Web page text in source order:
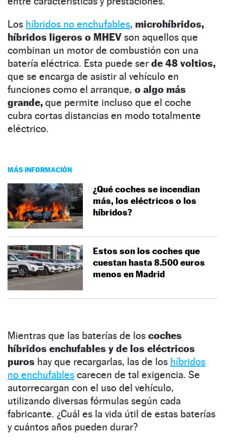
Los híbridos no enchufables, microhíbridos,
híbridos ligeros o MHEV son aquellos que
combinan un motor de combustión con una
batería eléctrica. Esta puede ser de 48 voltios,
que se encarga de asistir al vehículo en
funciones como el arranque, o algo más
grande, que permite incluso que el coche
cubra cortas distancias en modo totalmente
eléctrico.
MÁS INFORMACIÓN
¿Qué coches se incendian
más, los eléctricos o los
híbridos?
Estos son los coches que
cuestan hasta 8.500 euros
menos en Madrid
Mientras que las baterías de los coches
híbridos enchufables y de los eléctricos
puros hay que recargarlas, las de los híbridos
no enchufables carecen de tal exigencia. Se
autorrecargan con el uso del vehículo,
utilizando diversas fórmulas según cada
fabricante. ¿Cuál es la vida útil de estas baterías
y cuántos años pueden durar?